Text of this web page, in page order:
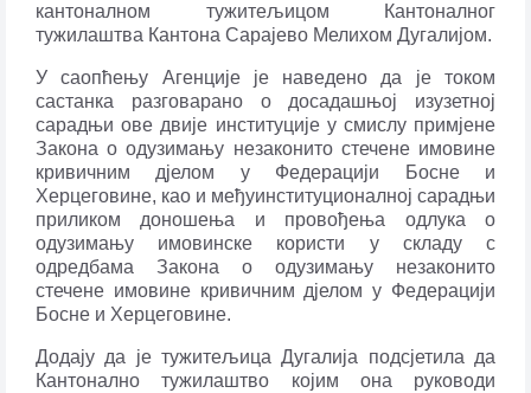
кантоналном тужитељицом Кантоналног
тужилаштва Кантона Сарајево Мелихом Дугалијом.
У саопћењу Агенције је наведено да је током
састанка разговарано о досадашњој изузетној
сарадњи ове двије институције у смислу примјене
Закона о одузимању незаконито стечене имовине
кривичним д‌јелом у Федерацији Босне и
Херцеговине, као и међуинституционалној сарадњи
приликом доношења и провођења одлука о
одузимању имовинске користи у складу с
одредбама Закона о одузимању незаконито
стечене имовине кривичним д‌јелом у Федерацији
Босне и Херцеговине.
Додају да је тужитељица Дугалија подсјетила да
Кантонално тужилаштво којим она руководи